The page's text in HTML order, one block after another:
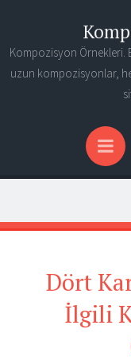
Kompozisyon Örnekleri.
uzun kompozisyonlar,
Dört
İlgili